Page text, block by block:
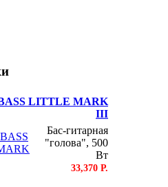
LITTLE MARK
III
Бас-гитарная
"голова", 500
Вт
33,370 Р.